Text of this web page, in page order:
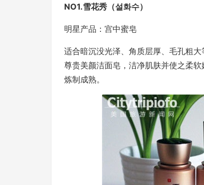
NO1.雪花秀（설화수）
明星产品：宫中蜜皂
适合暗沉没光泽、角质层厚、毛孔粗
尊贵美颜洁面皂，洁净肌肤并使之柔
炼制成熟。